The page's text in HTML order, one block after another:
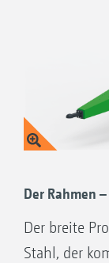
Der Rahmen
Der breite
Stahl, der